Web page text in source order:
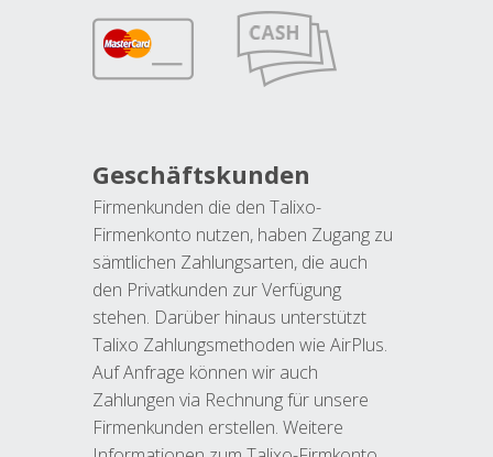
Geschäftskunden
Firmenkunden die den Talixo-
Firmenkonto nutzen, haben Zugang zu
sämtlichen Zahlungsarten, die auch
den Privatkunden zur Verfügung
stehen. Darüber hinaus unterstützt
Talixo Zahlungsmethoden wie AirPlus.
Auf Anfrage können wir auch
Zahlungen via Rechnung für unsere
Firmenkunden erstellen. Weitere